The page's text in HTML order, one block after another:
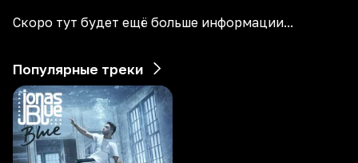
Скоро тут будет ещё больше информации...
Популярные треки